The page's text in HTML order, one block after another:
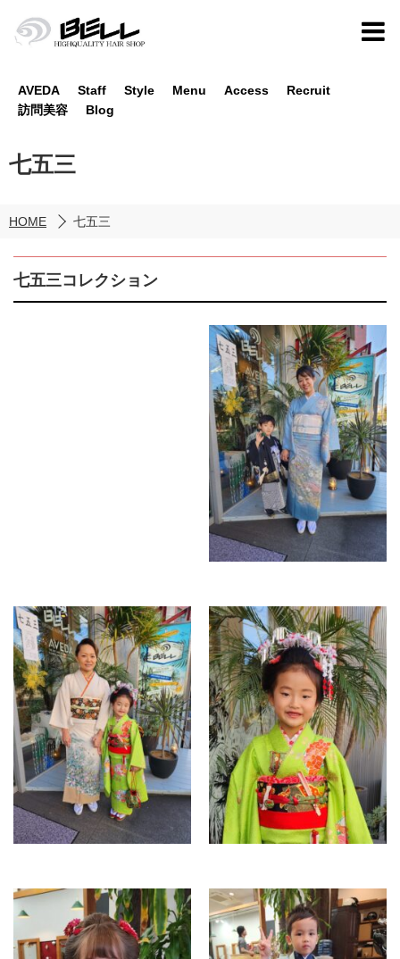
AVEDA Staff Style Menu Access
Recruit
訪問美容
Blog
七五三
HOME 七五三
七五三コレクション